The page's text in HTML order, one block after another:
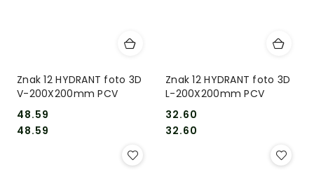
Znak 12 HYDRANT foto 3D
V-200X200mm PCV
Cena:
48.59
Cena:
48.59
Znak 12 HYDRANT foto 3D
L-200X200mm PCV
Cena:
32.60
Cena:
32.60